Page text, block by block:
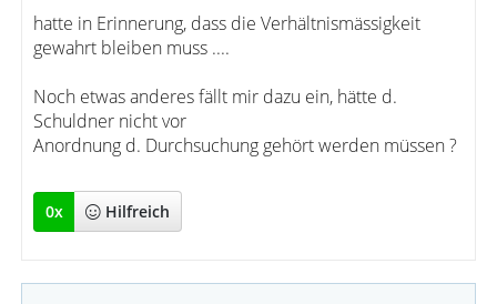
hatte in Erinnerung, dass die Verhältnismässigkeit
gewahrt bleiben muss ....
Noch etwas anderes fällt mir dazu ein, hätte d.
Schuldner nicht vor
Anordnung d. Durchsuchung gehört werden müssen ?
0x Hilfreich